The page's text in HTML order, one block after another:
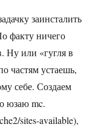
заинсталить
факту ничего
Ну или «гугля в
частям устаешь,
себе. Создаем
юзаю mc.
sites-available),